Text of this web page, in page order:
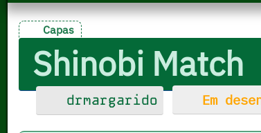
Capas
Shinobi Match
drmargarido Em